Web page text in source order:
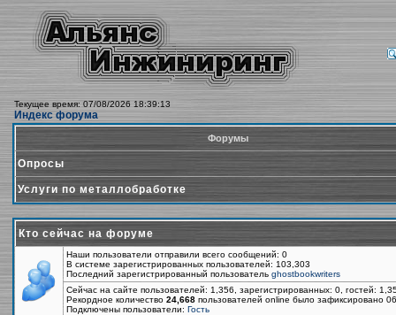
Текущее время: 07/08/2026 18:39:13
Индекс форума
Форумы
Опросы
Услуги по металлобработке
Кто сейчас на форуме
Наши пользователи отправили всего сообщений: 0
В системе зарегистрированных пользователей: 103,303
Последний зарегистрированный пользователь ghostbookwriters
Сейчас на сайте пользователей: 1,356, зарегистрированных: 0, гостей:
Рекордное количество 24,668 пользователей online было зафиксировано
Подключены пользователи: Гость